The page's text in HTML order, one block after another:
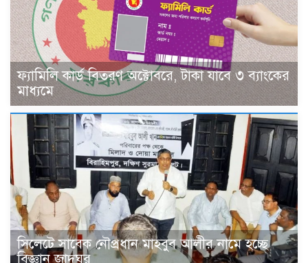
ফ্যামিলি কার্ড বিতরণ অক্টোবরে, টাকা যাবে ৩ ব্যাংকের
মাধ্যমে
সিলেটে সাবেক নৌপ্রধান মাহবুব আলীর নামে হচ্ছে
বিজ্ঞান জাদুঘর